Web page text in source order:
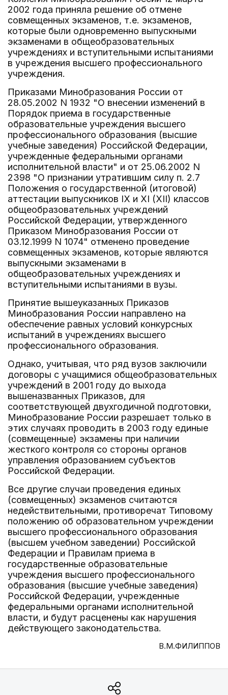
2002 года приняла решение об отмене
совмещенных экзаменов, т.е. экзаменов,
которые были одновременно выпускными
экзаменами в общеобразовательных
учреждениях и вступительными испытаниями
в учреждения высшего профессионального
учреждения.
Приказами Минобразования России от
28.05.2002 N 1932 "О внесении изменений в
Порядок приема в государственные
образовательные учреждения высшего
профессионального образования (высшие
учебные заведения) Российской Федерации,
учрежденные федеральными органами
исполнительной власти" и от 25.06.2002 N
2398 "О признании утратившим силу п. 2.7
Положения о государственной (итоговой)
аттестации выпускников IX и XI (XII) классов
общеобразовательных учреждений
Российской Федерации, утвержденного
Приказом Минобразования России от
03.12.1999 N 1074" отменено проведение
совмещенных экзаменов, которые являются
выпускными экзаменами в
общеобразовательных учреждениях и
вступительными испытаниями в вузы.
Принятие вышеуказанных Приказов
Минобразования России направлено на
обеспечение равных условий конкурсных
испытаний в учреждениях высшего
профессионального образования.
Однако, учитывая, что ряд вузов заключили
договоры с учащимися общеобразовательных
учреждений в 2001 году до выхода
вышеназванных Приказов, для
соответствующей двухгодичной подготовки,
Минобразование России разрешает только в
этих случаях проводить в 2003 году единые
(совмещенные) экзамены при наличии
жесткого контроля со стороны органов
управления образованием субъектов
Российской Федерации.
Все другие случаи проведения единых
(совмещенных) экзаменов считаются
недействительными, противоречат Типовому
положению об образовательном учреждении
высшего профессионального образования
(высшем учебном заведении) Российской
Федерации и Правилам приема в
государственные образовательные
учреждения высшего профессионального
образования (высшие учебные заведения)
Российской Федерации, учрежденные
федеральными органами исполнительной
власти, и будут расценены как нарушения
действующего законодательства.
В.М.ФИЛИППОВ